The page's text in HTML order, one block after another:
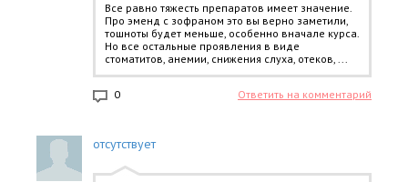
Все равно тяжесть препаратов имеет значение.
Про эменд с зофраном это вы верно заметили,
тошноты будет меньше, особенно вначале курса.
Но все остальные проявления в виде
стоматитов, анемии, снижения слуха, отеков, ...
0 Ответить на комментарий
отсутствует